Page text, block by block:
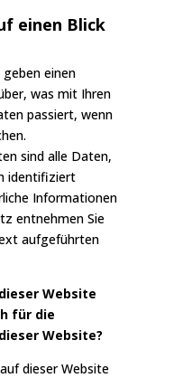
einen Blick
einen
was mit Ihren
passiert, wenn
sind alle Daten,
identifiziert
Informationen
entnehmen Sie
aufgeführten
Website
für die
Website?
dieser Website